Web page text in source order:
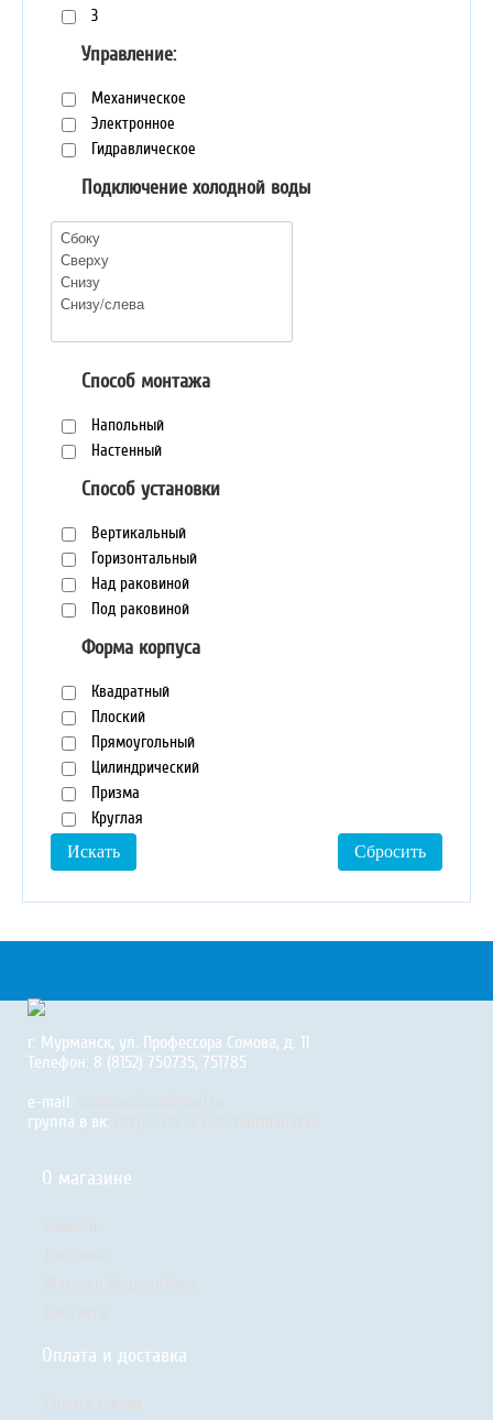
3
Управление:
Механическое
Электронное
Гидравлическое
Подключение холодной воды
Способ монтажа
Напольный
Настенный
Способ установки
Вертикальный
Горизонтальный
Над раковиной
Под раковиной
Форма корпуса
Квадратный
Плоский
Прямоугольный
Цилиндрический
Призма
Круглая
г. Мурманск, ул. Профессора Сомова, д. 11
Телефон: 8 (8152) 750735, 751785
e-mail:
группа в вк:
О магазине
Оплата и доставка